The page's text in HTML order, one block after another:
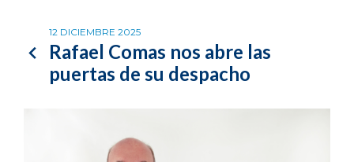
12 DICIEMBRE 2025
Rafael Comas nos abre las
puertas de su despacho